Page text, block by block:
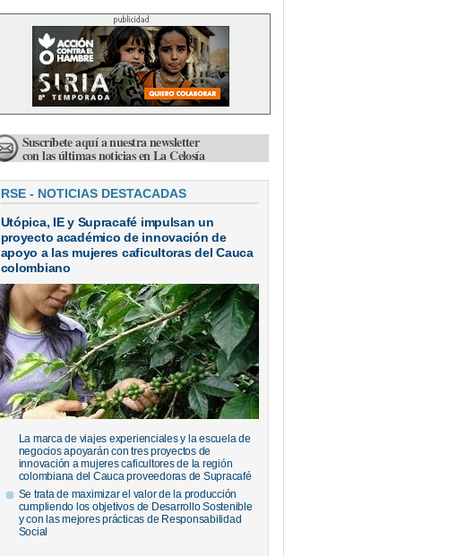
Suscríbete aquí a nuestra newsletter
con las últimas noticias en La Celosía
RSE - NOTICIAS DESTACADAS
Utópica, IE y Supracafé impulsan un
proyecto académico de innovación de
apoyo a las mujeres caficultoras del Cauca
colombiano
La marca de viajes experienciales y la escuela de
negocios apoyarán con tres proyectos de
innovación a mujeres caficultores de la región
colombiana del Cauca proveedoras de Supracafé
Se trata de maximizar el valor de la producción
cumpliendo los objetivos de Desarrollo Sostenible
y con las mejores prácticas de Responsabilidad
Social